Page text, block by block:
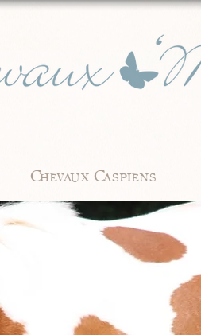
Chevaux Caspiens